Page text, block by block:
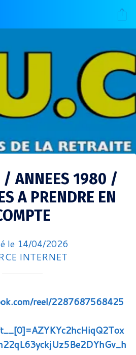
ANNEES 1980 /
A PRENDRE EN
le 14/04/2026
INTERNET
reel/2287687568425